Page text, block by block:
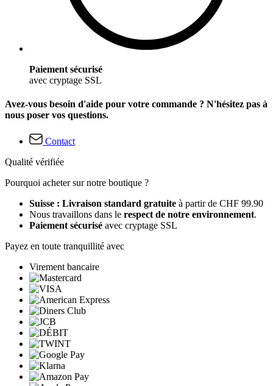
Paiement sécurisé
avec cryptage SSL
Avez-vous besoin d'aide pour votre commande ? N'hésitez pas à
nous poser vos questions.
Contact
Qualité vérifiée
Pourquoi acheter sur notre boutique ?
Suisse : Livraison standard gratuite à partir de CHF 99.90
Nous travaillons dans le respect de notre environnement.
Paiement sécurisé avec cryptage SSL
Payez en toute tranquillité avec
Virement bancaire